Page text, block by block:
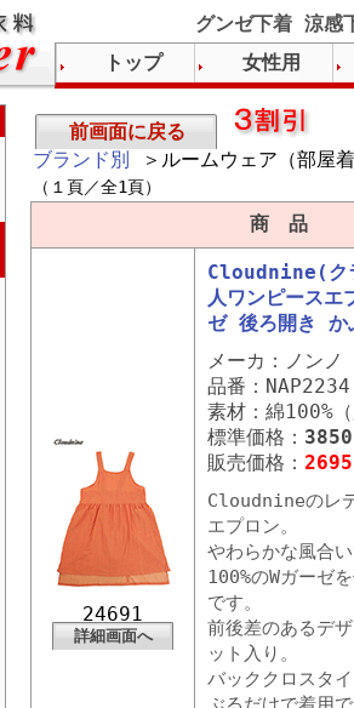
グンゼ下着 涼感
前画面に戻る
ブランド別 ＞ルームウェア（部
（１頁／全1頁）
商 品
24691
詳細画面へ
Cloudnine(ク
人ワンピース
ゼ 後ろ開き か
メーカ：ノンノ
品番：NAP2234
素材：綿100%（
標準価格： 3850
販売価格： 2695
Cloudnineのレ
エプロン。
やわらかな風合
100%のWガーゼ
です。
前後差のあるデ
ット入り。
バッククロスタ
トップ 女性用